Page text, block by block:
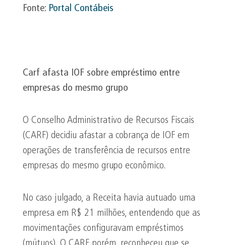
Fonte: Portal Contábeis
Carf afasta IOF sobre empréstimo entre
empresas do mesmo grupo
O Conselho Administrativo de Recursos Fiscais
(CARF) decidiu afastar a cobrança de IOF em
operações de transferência de recursos entre
empresas do mesmo grupo econômico.
No caso julgado, a Receita havia autuado uma
empresa em R$ 21 milhões, entendendo que as
movimentações configuravam empréstimos